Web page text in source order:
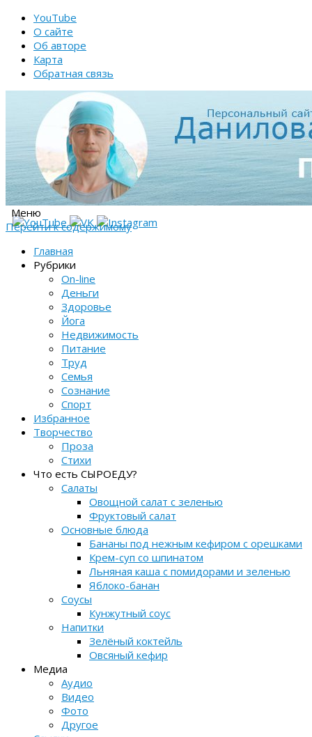
YouTube
О сайте
Об авторе
Карта
Обратная связь
Меню
Перейти к содержимому
Главная
Рубрики
On-line
Деньги
Здоровье
Йога
Недвижимость
Питание
Труд
Семья
Сознание
Спорт
Избранное
Творчество
Проза
Стихи
Что есть СЫРОЕДУ?
Салаты
Овощной салат с зеленью
Фруктовый салат
Основные блюда
Бананы под нежным кефиром с орешками
Крем-суп со шпинатом
Льняная каша с помидорами и зеленью
Яблоко-банан
Соусы
Кунжутный соус
Напитки
Зелёный коктейль
Овсяный кефир
Медиа
Аудио
Видео
Фото
Другое